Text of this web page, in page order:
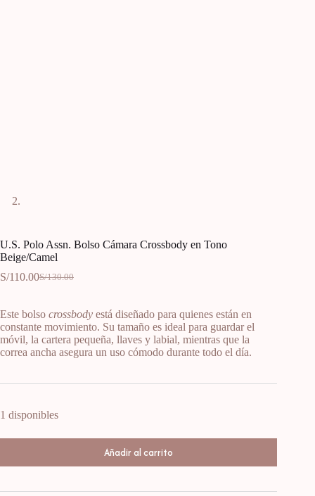
U.S. Polo Assn. Bolso Cámara Crossbody en Tono
Beige/Camel
S/130.00
S/110.00
Este bolso crossbody está diseñado para quienes están en
constante movimiento. Su tamaño es ideal para guardar el
móvil, la cartera pequeña, llaves y labial, mientras que la
correa ancha asegura un uso cómodo durante todo el día.
1 disponibles
Añadir al carrito